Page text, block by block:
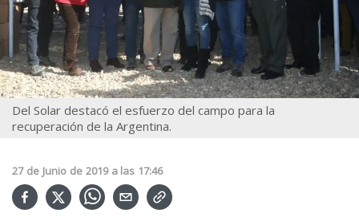
Del Solar destacó el esfuerzo del campo para la
recuperación de la Argentina.
27 de Junio de 2019 a las 17:46